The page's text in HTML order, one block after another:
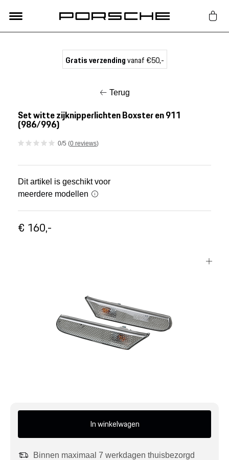
Nieuw
Mijn account
Porsche informatie
Gratis verzendingvanaf €50,-
Terug
Set witte zijknipperlichten Boxster en 911
(986/996)
0/5 (0 reviews)
Dit artikel is geschikt voor
meerdere modellen
€ 160,-
In winkelwagen
Binnen maximaal 7 werkdagen thuisbezorgd